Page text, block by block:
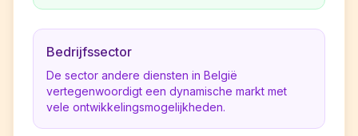
Bedrijfssector
De sector andere diensten in België
vertegenwoordigt een dynamische markt met
vele ontwikkelingsmogelijkheden.